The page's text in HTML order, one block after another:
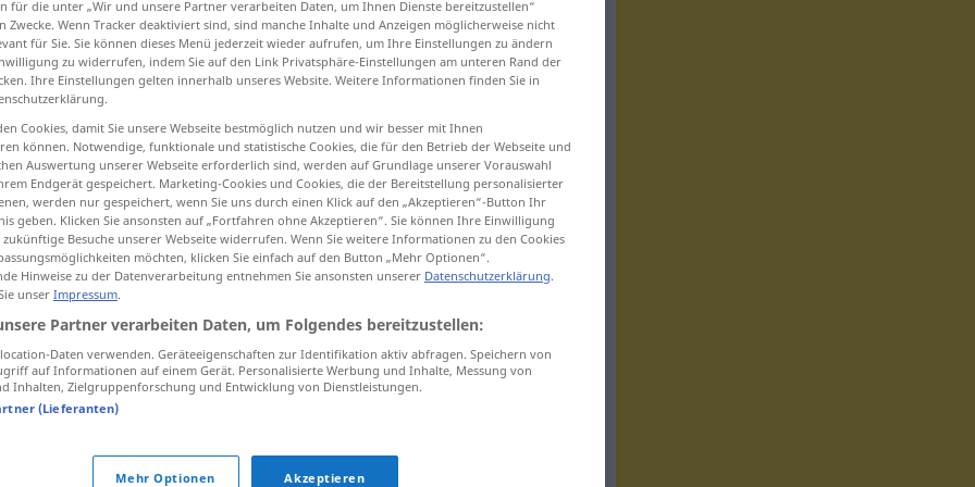
knallen, schnalzen
chasquear(≈ tomar el pelo)
, jemanden
chasquear aalguien cometer una
travesura FAM
chasquear aalguien faltar lo
für die unter „Wir und unsere Partner verarbeiten Daten, um Ihnen Dienste bereitzustellen“
Zwecke. Wenn Tracker deaktiviert sind, sind manche Inhalte und Anzeigen möglicherweise nicht
für Sie. Sie können dieses Menü jederzeit wieder aufrufen, um Ihre Einstellungen zu ändern
zu widerrufen, indem Sie auf den Link Privatsphäre-Einstellungen am unteren Rand der
Ihre Einstellungen gelten innerhalb unseres Website. Weitere Informationen finden Sie in
Cookies, damit Sie unsere Webseite bestmöglich nutzen und wir besser mit Ihnen
können. Notwendige, funktionale und statistische Cookies, die für den Betrieb der Webseite und
Auswertung unserer Webseite erforderlich sind, werden auf Grundlage unserer Vorauswahl
Endgerät gespeichert. Marketing-Cookies und Cookies, die der Bereitstellung personalisierter
werden nur gespeichert, wenn Sie uns durch einen Klick auf den „Akzeptieren“-Button Ihr
geben. Klicken Sie ansonsten auf „Fortfahren ohne Akzeptieren“. Sie können Ihre Einwilligung
Besuche unserer Webseite widerrufen. Wenn Sie weitere Informationen zu den Cookies
möchten, klicken Sie einfach auf den Button „Mehr Optionen“.
Hinweise zu der Datenverarbeitung entnehmen Sie ansonsten unserer Datenschutzerklärung.
unser Impressum.
Partner verarbeiten Daten, um Folgendes bereitzustellen:
Daten verwenden. Geräteeigenschaften zur Identifikation aktiv abfragen. Speichern von
auf Informationen auf einem Gerät. Personalisierte Werbung und Inhalte, Messung von
Inhalten, Zielgruppenforschung und Entwicklung von Dienstleistungen.
(Lieferanten)
Mehr Optionen Akzeptieren